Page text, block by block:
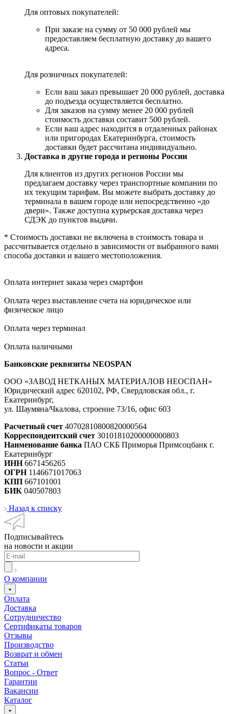
Для оптовых покупателей:
При заказе на сумму от 50 000 рублей мы
предоставляем бесплатную доставку до вашего
адреса.
Для розничных покупателей:
Если ваш заказ превышает 20 000 рублей, доставка
до подъезда осуществляется бесплатно.
Для заказов на сумму менее 20 000 рублей
стоимость доставки составит 500 рублей.
Если ваш адрес находится в отдаленных районах
или пригородах Екатеринбурга, стоимость
доставки будет рассчитана индивидуально.
Доставка в другие города и регионы России
Для клиентов из других регионов России мы
предлагаем доставку через транспортные компании по
их текущим тарифам. Вы можете выбрать доставку до
терминала в вашем городе или непосредственно «до
двери». Также доступна курьерская доставка через
СДЭК до пунктов выдачи.
* Стоимость доставки не включена в стоимость товара и
рассчитывается отдельно в зависимости от выбранного вами
способа доставки и вашего местоположения.
Оплата интернет заказа через смартфон
Оплата через выставление счета на юридическое или
физическое лицо
Оплата через терминал
Оплата наличными
Банковские реквизиты NEOSPAN
ООО «ЗАВОД НЕТКАНЫХ МАТЕРИАЛОВ НЕОСПАН»
Юридический адрес 620102, РФ, Свердловская обл., г.
Екатеринбург,
ул. Шаумяна/Чкалова, строение 73/16, офис 603
Расчетный счет 40702810800820000564
Корреспондентский счет 30101810200000000803
Наименование банка ПАО СКБ Приморья Примсоцбанк г.
Екатеринбург
ИНН6671456265
ОГРН1146671017063
КПП 667101001
БИК 040507803
Назад к списку
Подписывайтесь
на новости и акции
О компании
Оплата
Доставка
Сотрудничество
Сертификаты товаров
Отзывы
Производство
Возврат и обмен
Статьи
Вопрос - Ответ
Гарантии
Вакансии
Каталог